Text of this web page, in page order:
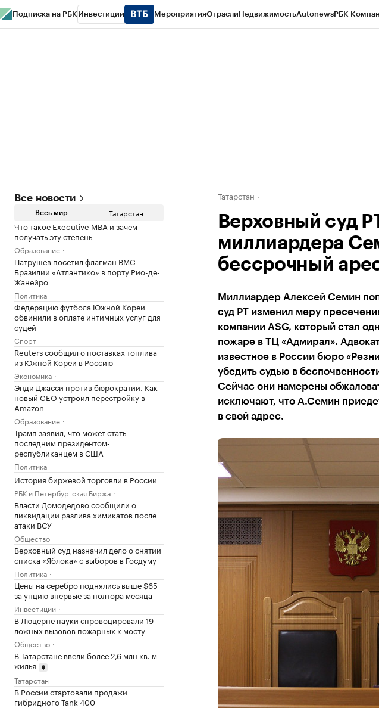
Подписка на РБК Инвестиции МероприятияОтраслиНедвижимостьAutonewsРБК
Все новости
Весь мир Татарстан
Что такое Executive MBA и зачем
получать эту степень
Образование
Патрушев посетил флагман ВМС
Бразилии «Атлантико» в порту Рио-де-
Жанейро
Политика
Федерацию футбола Южной Кореи
обвинили в оплате интимных услуг для
судей
Спорт
Reuters сообщил о поставках топлива
из Южной Кореи в Россию
Экономика
Энди Джасси против бюрократии. Как
новый CEO устроил перестройку в
Amazon
Образование
Трамп заявил, что может стать
последним президентом-
республиканцем в США
Политика
История биржевой торговли в России
РБК и Петербургская Биржа
Власти Домодедово сообщили о
ликвидации разлива химикатов после
атаки ВСУ
Общество
Верховный суд назначил дело о снятии
списка «Яблока» с выборов в Госдуму
Политика
Цены на серебро поднялись выше $65
за унцию впервые за полтора месяца
Инвестиции
В Люцерне пауки спровоцировали 19
ложных вызовов пожарных к мосту
Общество
В Татарстане ввели более 2,6 млн кв. м
жилья
Татарстан
В России стартовали продажи
гибридного Tank 400
Татарстан
Верховный суд
миллиардера
бессрочный
Миллиардер Алексей Семин
суд РТ изменил меру
компании ASG, который стал
пожаре в ТЦ «Адмирал».
известное в России бюро
убедить судью в
Сейчас они намерены
исключают, что А.Семин
в свой адрес.